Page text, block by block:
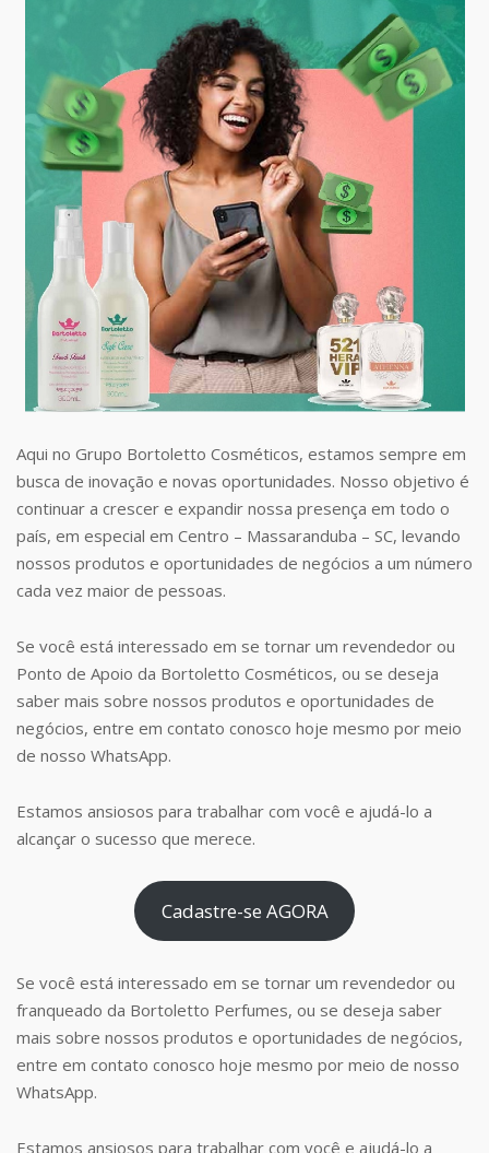
Aqui no Grupo Bortoletto Cosméticos, estamos sempre em
busca de inovação e novas oportunidades. Nosso objetivo é
continuar a crescer e expandir nossa presença em todo o
país, em especial em Centro – Massaranduba – SC, levando
nossos produtos e oportunidades de negócios a um número
cada vez maior de pessoas.
Se você está interessado em se tornar um revendedor ou
Ponto de Apoio da Bortoletto Cosméticos, ou se deseja
saber mais sobre nossos produtos e oportunidades de
negócios, entre em contato conosco hoje mesmo por meio
de nosso WhatsApp.
Estamos ansiosos para trabalhar com você e ajudá-lo a
alcançar o sucesso que merece.
Cadastre-se AGORA
Se você está interessado em se tornar um revendedor ou
franqueado da Bortoletto Perfumes, ou se deseja saber
mais sobre nossos produtos e oportunidades de negócios,
entre em contato conosco hoje mesmo por meio de nosso
WhatsApp.
Estamos ansiosos para trabalhar com você e ajudá-lo a